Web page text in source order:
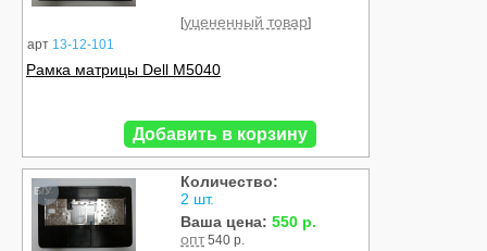
арт 13-12-101
[уцененный товар]
Рамка матрицы Dell M5040
Добавить в корзину
Б/У
Количество:
2 шт.
Ваша цена: 550 р.
опт 540 р.